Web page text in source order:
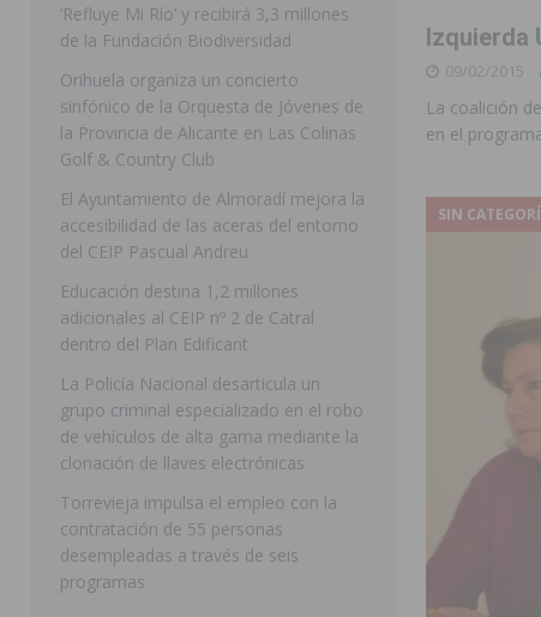
[ 07/08/2026 ] Benferri ya se prepara para dar
Bigastro se viste de gala para la
[ 07/08/2026 ] Rojales clausura con éxito las Fiestas
[ 08/08/2026 ] Controlado un incendio en la cocina
[ 08/08/2026 ] Benferri da comienzo a sus fiestas con
FEGADO 2026 cierra con un balance
[ 07/08/2026 ]
Los Montesinos refuerza su apoyo a
Izquierda
09/02/2015
La coalición
en el
SIN
‘Refluye Mi Río’ y recibirá 3,3 millones
de la Fundación Biodiversidad
Orihuela organiza un concierto
sinfónico de la Orquesta de Jóvenes de
la Provincia de Alicante en Las Colinas
Golf & Country Club
El Ayuntamiento de Almoradí mejora la
accesibilidad de las aceras del entorno
del CEIP Pascual Andreu
Educación destina 1,2 millones
adicionales al CEIP nº 2 de Catral
dentro del Plan Edificant
La Policía Nacional desarticula un
grupo criminal especializado en el robo
de vehículos de alta gama mediante la
clonación de llaves electrónicas
Torrevieja impulsa el empleo con la
contratación de 55 personas
desempleadas a través de seis
programas